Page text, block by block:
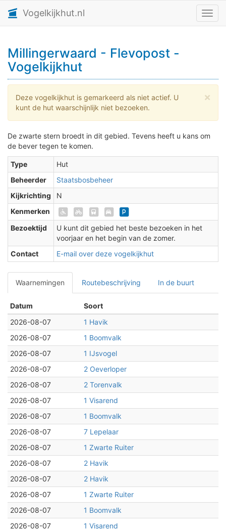
Vogelkijkhut.nl
Millingerwaard - Flevopost -
Vogelkijkhut
×
Deze vogelkijkhut is gemarkeerd als niet actief. U
kunt de hut waarschijnlijk niet bezoeken.
De zwarte stern broedt in dit gebied. Tevens heeft u kans om
de bever tegen te komen.
Type
Hut
Beheerder
Staatsbosbeheer
Kijkrichting
N
Kenmerken
Bezoektijd
U kunt dit gebied het beste bezoeken in het
voorjaar en het begin van de zomer.
Contact
E-mail over deze vogelkijkhut
Waarnemingen Routebeschrijving In de buurt
Datum
Soort
2026-08-07
1 Havik
2026-08-07
1 Boomvalk
2026-08-07
1 IJsvogel
2026-08-07
2 Oeverloper
2026-08-07
2 Torenvalk
2026-08-07
1 Visarend
2026-08-07
1 Boomvalk
2026-08-07
7 Lepelaar
2026-08-07
1 Zwarte Ruiter
2026-08-07
2 Havik
2026-08-07
2 Havik
2026-08-07
1 Zwarte Ruiter
2026-08-07
1 Boomvalk
2026-08-07
1 Visarend